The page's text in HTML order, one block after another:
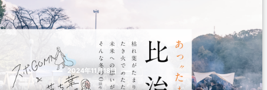
2024年11月18日